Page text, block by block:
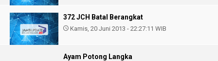
372 JCH Batal Berangkat
Kamis, 20 Juni 2013 - 22:27:11 WIB
Ayam Potong Langka